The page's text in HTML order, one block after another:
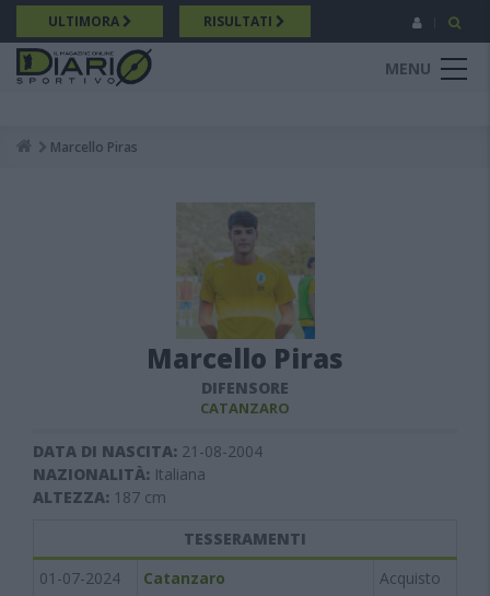
Salta
al
contenuto
principale
ULTIMORA RISULTATI
MENU
Breadcrumb
Marcello Piras
Marcello Piras
DIFENSORE
CATANZARO
DATA DI NASCITA: 21-08-2004
NAZIONALITÀ: Italiana
ALTEZZA: 187 cm
TESSERAMENTI
01-07-2024
Catanzaro
Acquisto